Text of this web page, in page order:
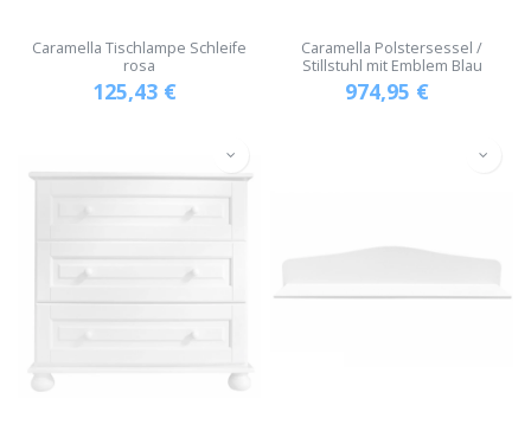
Caramella Tischlampe Schleife
rosa
125,43 €
Caramella Polstersessel /
Stillstuhl mit Emblem Blau
974,95 €